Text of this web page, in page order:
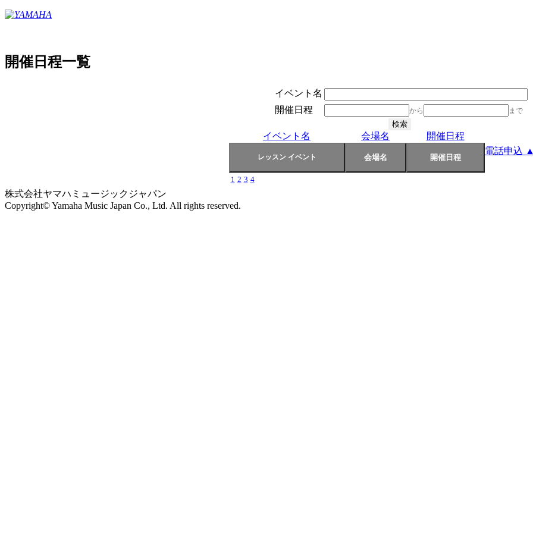
開催日程一覧
イベント名
開催日程
から まで
イベント名 会場名
開催日程
電話申込 ▲
1 2 3 4
株式会社ヤマハミュージックジャパン
Copyright© Yamaha Music Japan Co., Ltd. All rights reserved.